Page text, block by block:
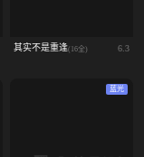
其实不是重逢(16全) 6.3
蓝光